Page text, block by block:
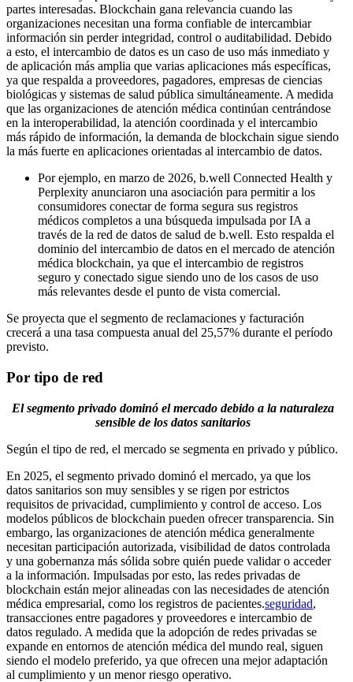
partes interesadas. Blockchain gana relevancia cuando las
organizaciones necesitan una forma confiable de intercambiar
información sin perder integridad, control o auditabilidad. Debido
a esto, el intercambio de datos es un caso de uso más inmediato y
de aplicación más amplia que varias aplicaciones más específicas,
ya que respalda a proveedores, pagadores, empresas de ciencias
biológicas y sistemas de salud pública simultáneamente. A medida
que las organizaciones de atención médica continúan centrándose
en la interoperabilidad, la atención coordinada y el intercambio
más rápido de información, la demanda de blockchain sigue siendo
la más fuerte en aplicaciones orientadas al intercambio de datos.
Por ejemplo, en marzo de 2026, b.well Connected Health y
Perplexity anunciaron una asociación para permitir a los
consumidores conectar de forma segura sus registros
médicos completos a una búsqueda impulsada por IA a
través de la red de datos de salud de b.well. Esto respalda el
dominio del intercambio de datos en el mercado de atención
médica blockchain, ya que el intercambio de registros
seguro y conectado sigue siendo uno de los casos de uso
más relevantes desde el punto de vista comercial.
Se proyecta que el segmento de reclamaciones y facturación
crecerá a una tasa compuesta anual del 25,57% durante el período
previsto.
Por tipo de red
El segmento privado dominó el mercado debido a la naturaleza
sensible de los datos sanitarios
Según el tipo de red, el mercado se segmenta en privado y público.
En 2025, el segmento privado dominó el mercado, ya que los
datos sanitarios son muy sensibles y se rigen por estrictos
requisitos de privacidad, cumplimiento y control de acceso. Los
modelos públicos de blockchain pueden ofrecer transparencia. Sin
embargo, las organizaciones de atención médica generalmente
necesitan participación autorizada, visibilidad de datos controlada
y una gobernanza más sólida sobre quién puede validar o acceder
a la información. Impulsadas por esto, las redes privadas de
blockchain están mejor alineadas con las necesidades de atención
médica empresarial, como los registros de pacientes.seguridad,
transacciones entre pagadores y proveedores e intercambio de
datos regulado. A medida que la adopción de redes privadas se
expande en entornos de atención médica del mundo real, siguen
siendo el modelo preferido, ya que ofrecen una mejor adaptación
al cumplimiento y un menor riesgo operativo.